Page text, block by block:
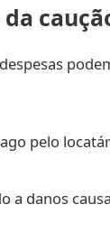
pelo
a danos